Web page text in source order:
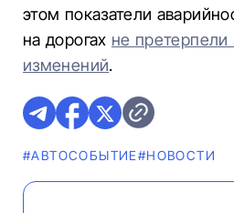
этом показатели
на дорогах не претерпели
изменений.
#АВТОСОБЫТИЕ#НОВОСТИ